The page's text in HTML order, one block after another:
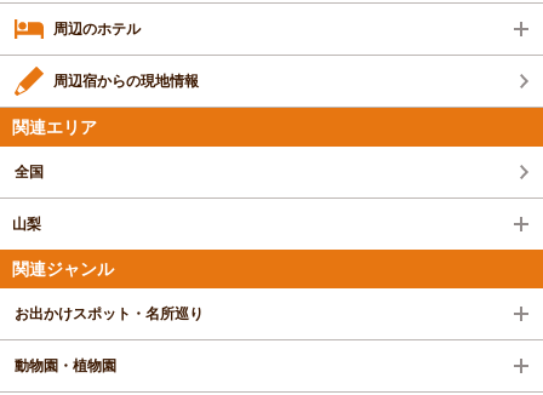
周辺のホテル
周辺宿からの現地情報
関連エリア
全国
山梨
関連ジャンル
お出かけスポット・名所巡り
動物園・植物園